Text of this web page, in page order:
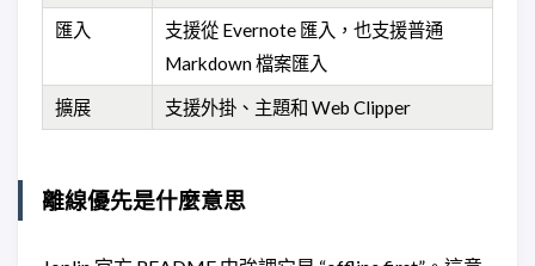
匯入
支援從 Evernote 匯入，也支援普通
Markdown 檔案匯入
擴展 支援外掛、主題和 Web Clipper
離線優先是什麼意思